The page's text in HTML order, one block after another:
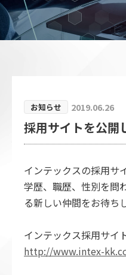
お問
廃棄物処理
取扱品目
お客様お取引までの
収集運搬車両
お知らせ 2019.06.26
採用サイトを公開
インテックスの採用サ
学歴、職歴、性別を問
る新しい仲間をお待ち
インテックス採用サイ
http://www.intex-